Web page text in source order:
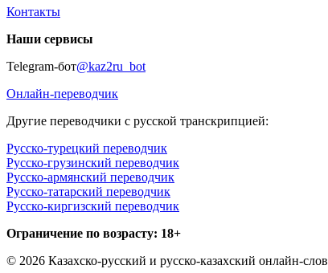
Контакты
Наши сервисы
Telegram-бот@kaz2ru_bot
Онлайн-переводчик
Другие переводчики с русской транскрипцией:
Русско-турецкий переводчик
Русско-грузинский переводчик
Русско-армянский переводчик
Русско-татарский переводчик
Русско-киргизский переводчик
Ограничение по возрасту: 18+
© 2026 Казахско-русский и русско-казахский онлайн-